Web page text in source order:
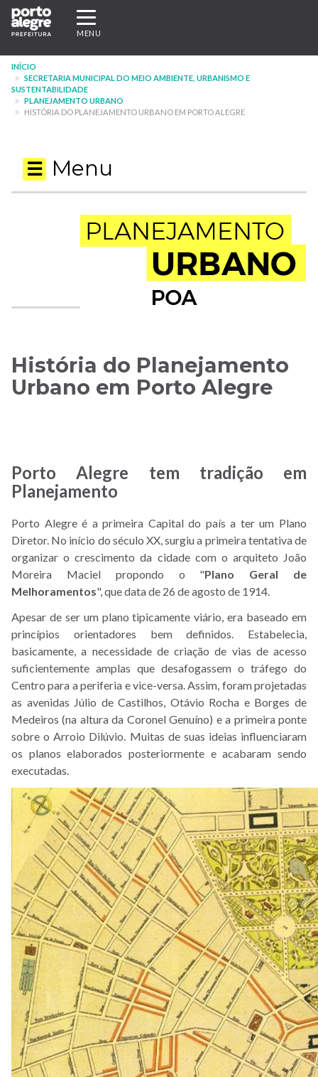
Pular
para
conteúdo
principal
Expandir/recolher
navegação
MENU
INÍCIO
SECRETARIA MUNICIPAL DO MEIO AMBIENTE, URBANISMO E
SUSTENTABILIDADE
PLANEJAMENTO URBANO
HISTÓRIA DO PLANEJAMENTO URBANO EM PORTO ALEGRE
☰ Menu
História do Planejamento
Urbano em Porto Alegre
Porto Alegre tem tradição em
Planejamento
Porto Alegre é a primeira Capital do país a ter um Plano
Diretor. No início do século XX, surgiu a primeira tentativa de
organizar o crescimento da cidade com o arquiteto João
Moreira Maciel propondo o "Plano Geral de
Melhoramentos", que data de 26 de agosto de 1914.
Apesar de ser um plano tipicamente viário, era baseado em
princípios orientadores bem definidos. Estabelecia,
basicamente, a necessidade de criação de vias de acesso
suficientemente amplas que desafogassem o tráfego do
Centro para a periferia e vice-versa. Assim, foram projetadas
as avenidas Júlio de Castilhos, Otávio Rocha e Borges de
Medeiros (na altura da Coronel Genuíno) e a primeira ponte
sobre o Arroio Dilúvio. Muitas de suas ideias influenciaram
os planos elaborados posteriormente e acabaram sendo
executadas.